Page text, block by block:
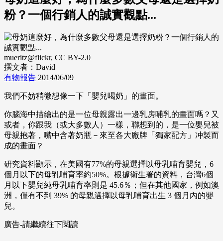
粉？一個行銷人的誠實觀點...
mueritz@flickr, CC BY-2.0
撰文者：David
有物報告 2014/06/09
我們不妨稍微想像一下「嬰兒喝奶」的畫面。
你腦海中描繪出的是一位母親露出一邊乳房哺乳的畫面嗎？又
或者，你跟我（或大多數人）一樣，聯想到的，是一位嬰兒被
母親抱著，嘴中含著奶瓶－來至各大廠牌「獨家配方」冲製而
成的畫面？
研究資料顯示，在美國有77%的母親選擇以母乳哺育嬰兒，6
個月以下的母乳哺育率約50%。根據衛生署的資料，台灣6個
月以下嬰兒純母乳哺育率則是 45.6％；但在其他國家，例如澳
洲，僅有不到 39% 的母親選擇以母乳哺育出生 3 個月內的嬰
兒。
廣告-請繼續往下閱讀